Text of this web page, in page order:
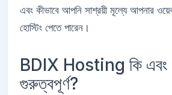
এবং কীভাবে আপনি সাশ্রয়ী মূল্যে আপনার
হোস্টিং পেতে পারেন।
BDIX Hosting কি এবং
গুরুত্বপূর্ণ?